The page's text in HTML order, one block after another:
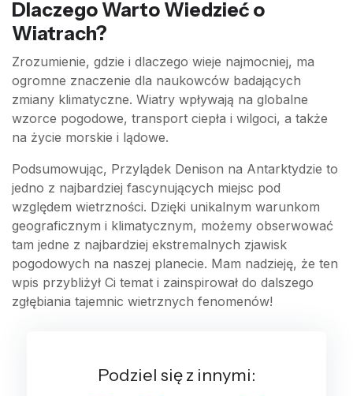
Dlaczego Warto Wiedzieć o
Wiatrach?
Zrozumienie, gdzie i dlaczego wieje najmocniej, ma
ogromne znaczenie dla naukowców badających
zmiany klimatyczne. Wiatry wpływają na globalne
wzorce pogodowe, transport ciepła i wilgoci, a także
na życie morskie i lądowe.
Podsumowując, Przylądek Denison na Antarktydzie to
jedno z najbardziej fascynujących miejsc pod
względem wietrzności. Dzięki unikalnym warunkom
geograficznym i klimatycznym, możemy obserwować
tam jedne z najbardziej ekstremalnych zjawisk
pogodowych na naszej planecie. Mam nadzieję, że ten
wpis przybliżył Ci temat i zainspirował do dalszego
zgłębiania tajemnic wietrznych fenomenów!
Podziel się z innymi: